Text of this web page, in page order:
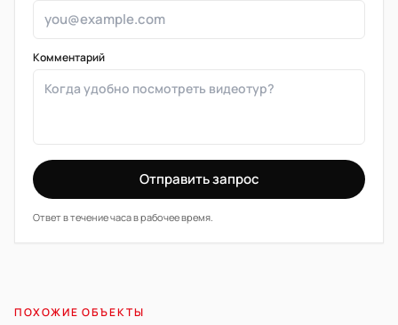
Комментарий
Отправить запрос
Ответ в течение часа в рабочее время.
ПОХОЖИЕ ОБЪЕКТЫ